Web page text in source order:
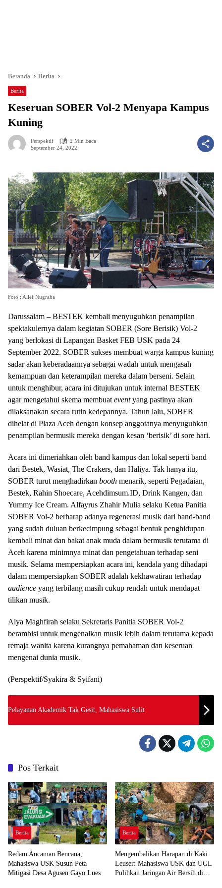
Beranda Berita
Berita
Keseruan SOBER Vol-2 Menyapa Kampus
Kuning
Perspektif
2 Min Baca
September 24, 2022
Foto : Alief Nugraha
Darussalam – BESTEK kembali menyuguhkan penampilan
spektakulernya dalam kegiatan SOBER (Sore Berisik) Vol-2
yang berlokasi di Lapangan Basket FEB USK pada 24
September 2022. SOBER sukses membuat warga kampus kuning
sadar akan keberadaannya sebagai wadah untuk mengasah
kemampuan dan keterampilan mereka dalam berseni. Selain
untuk menghibur, acara ini ditujukan untuk internal BESTEK
agar mengetahui skema membuat eventyang pastinya akan
dilaksanakan secara rutin kedepannya. Tahun lalu, SOBER
dihelat di Plaza Aceh dengan konsep anggotanya menyuguhkan
penampilan bermusik mereka dengan kesan ‘berisik’ di sore hari.
Acara ini dimeriahkan oleh band kampus dan lokal seperti band
dari Bestek, Wasiat, The Crakers, dan Haliya. Tak hanya itu,
SOBER turut menghadirkan booth menarik, seperti Pegadaian,
Bestek, Rahin Shoecare, Acehdimsum.ID, Drink Kangen, dan
Yummy Ice Cream. Alfayrus Zhahir Mulia selaku Ketua Panitia
SOBER Vol-2 berharap adanya regenerasi musik dari band-band
yang sudah duluan berkecimpung sebagai bentuk penghidupan
kembali minat dan bakat anak muda dalam bermusik terutama di
Aceh karena minimnya minat dan pengetahuan terhadap seni
musik. Selama mempersiapkan acara ini, kendala yang dihadapi
dalam mempersiapkan SOBER adalah kekhawatiran terhadap
audience yang terbilang masih cukup rendah untuk mendapat
tilikan musik.
Alya Maghfirah selaku Sekretaris Panitia SOBER Vol-2
berambisi untuk mengenalkan musik lebih dalam terutama kepada
remaja wanita karena kurangnya pemahaman dan keseruan
mengenai dunia musik.
(Perspektif/Syakira & Syifani)
Pelayanan Akademik Tak Gesit, Mahasiswa Sulit
Pos Terkait
Berita
Redam Ancaman Bencana,
Mahasiswa USK Susun Peta
Mitigasi Desa Agusen Gayo Lues
Berita
Mengembalikan Harapan di Kaki
Leuser: Mahasiswa USK dan UGL
Pulihkan Jaringan Air Bersih di